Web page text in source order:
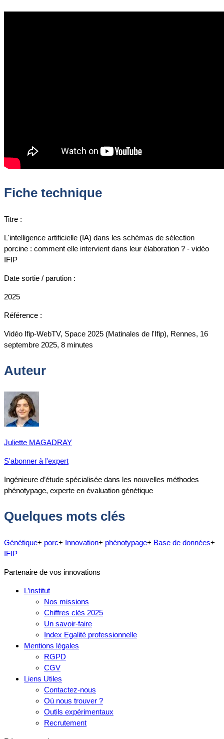
Fiche technique
Titre :
L'intelligence artificielle (IA) dans les schémas de sélection
porcine : comment elle intervient dans leur élaboration ? - vidéo
IFIP
Date sortie / parution :
2025
Référence :
Vidéo Ifip-WebTV, Space 2025 (Matinales de l'Ifip), Rennes, 16
septembre 2025, 8 minutes
Auteur
Juliette MAGADRAY
S'abonner à l'expert
Ingénieure d’étude spécialisée dans les nouvelles méthodes
phénotypage, experte en évaluation génétique
Quelques mots clés
Génétique+ porc+ Innovation+ phénotypage+ Base de données+
IFIP
Partenaire de vos innovations
L’institut
Nos missions
Chiffres clés 2025
Un savoir-faire
Index Egalité professionnelle
Mentions légales
RGPD
CGV
Liens Utiles
Contactez-nous
Où nous trouver ?
Outils expérimentaux
Recrutement